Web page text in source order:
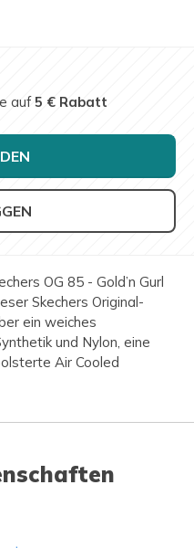
auf5 € Rabatt
OG 85 - Gold’n Gurl
Skechers Original-
ein weiches
und Nylon, eine
Air Cooled